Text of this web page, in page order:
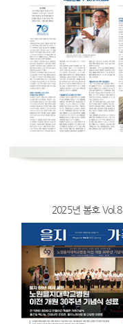
2025년 봄호 Vol.8